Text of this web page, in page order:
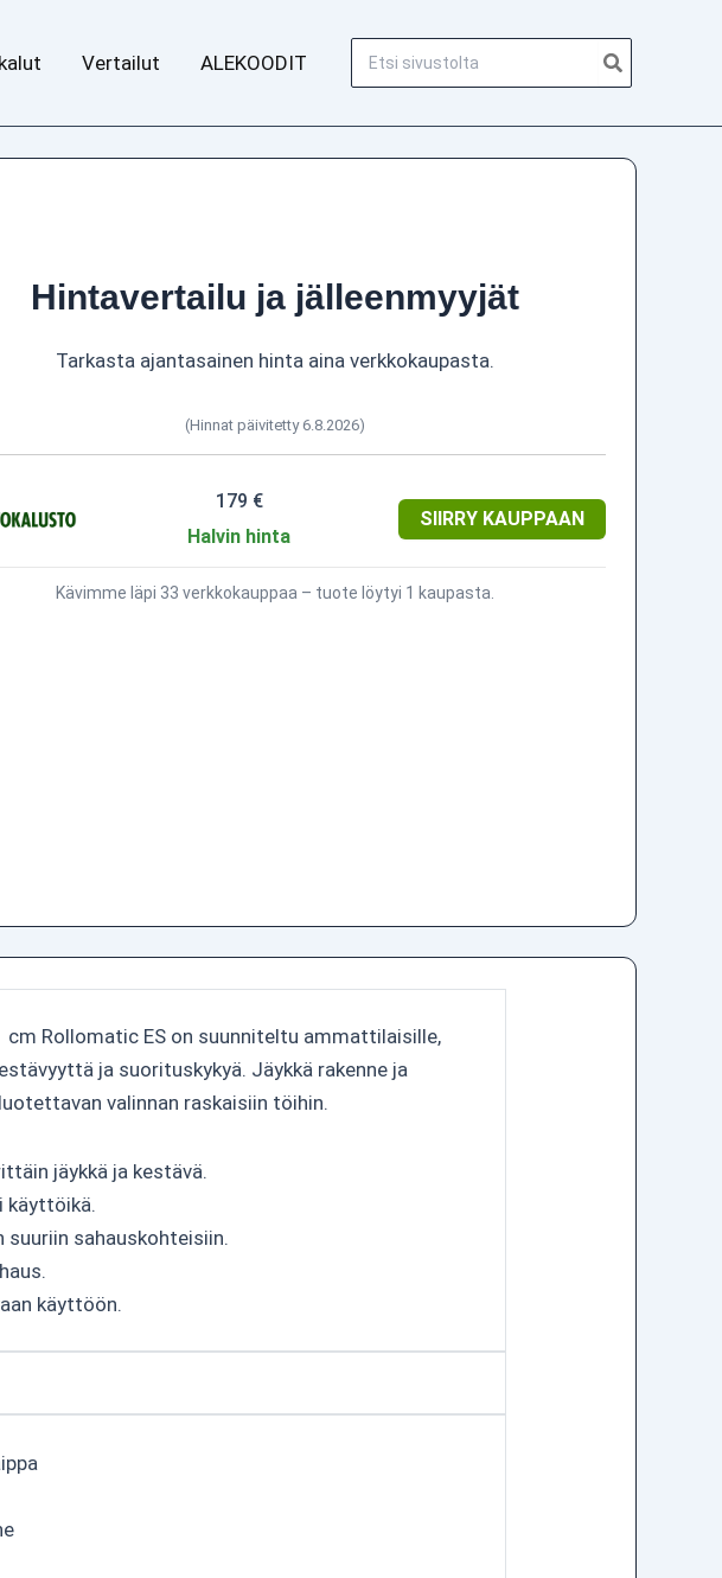
Vertailut ALEKOODIT
Hintavertailu ja jälleenmyyjät
Tarkasta ajantasainen hinta aina verkkokaupasta.
(Hinnat päivitetty 6.8.2026)
179 €
Halvin hinta
SIIRRY KAUPPAAN
Kävimme läpi 33 verkkokauppaa – tuote löytyi 1 kaupasta.
Rollomatic ES on suunniteltu ammattilaisille,
ja suorituskykyä. Jäykkä rakenne ja
valinnan raskaisiin töihin.
jäykkä ja kestävä.
käyttöikä.
sahauskohteisiin.
käyttöön.